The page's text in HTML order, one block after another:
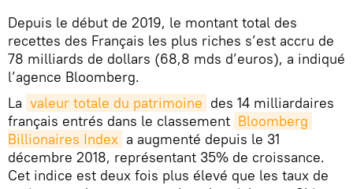
Depuis le début de 2019, le montant total des
recettes des Français les plus riches s’est accru de
78 milliards de dollars (68,8 mds d’euros), a indiqué
l’agence Bloomberg.
La valeur totale du patrimoine des 14 milliardaires
français entrés dans le classement Bloomberg
Billionaires Index a augmenté depuis le 31
décembre 2018, représentant 35% de croissance.
Cet indice est deux fois plus élevé que les taux de